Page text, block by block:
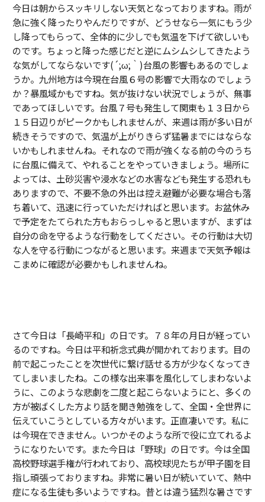
今日は朝からスッキリしない天気となっておりますね。雨が
急に強く降ったりやんだりですが、どうせなら一気にもう少
し降ってもらって、全体的に少しでも気温を下げて欲しいも
のです。ちょっと降った感じだと逆にムシムシしてきたよう
な気がしてならないです(´;ω;｀)台風の影響もあるのでしょ
うか。九州地方は今現在台風６号の影響で大雨なのでしょう
か？暴風域かもですね。気が抜けない状況でしょうが、無事
であってほしいです。台風７号も発生して関東も１３日から
１５日辺りがピークかもしれませんが、来週は雨が多い日が
続きそうですので、気温が上がりきらず猛暑までにはならな
いかもしれませんね。それなので雨が強くなる前の今のうち
に台風に備えて、やれることをやっていきましょう。場所に
よっては、土砂災害や浸水などの水害なども発生する恐れも
ありますので、不要不急の外出は控え避難が必要な場合も落
ち着いて、迅速に行っていただければと思います。お盆休み
で予定をたてられた方もおらっしゃると思いますが、まずは
自分の命を守るような行動をしてください。その行動は大切
な人を守る行動につながると思います。来週まで天気予報は
こまめに確認が必要かもしれませんね。
さて今日は「長崎平和」の日です。７８年の月日が経ってい
るのですね。今日は平和祈念式典が開かれております。目の
前で起こったことを次世代に繋げ話せる方が少なくなってき
てしまいましたね。この様な出来事を風化してしまわないよ
うに、このような悲劇を二度と起こらないようにと、多くの
方が被ばくした方より話を聞き勉強をして、全国・全世界に
伝えていこうとしている方々がいます。正直凄いです。私に
は今現在できません。いつかそのような所で役に立てれるよ
うになりたいです。また今日は「野球」の日です。今は全国
高校野球選手権が行われており、高校球児たちが甲子園を目
指し頑張っておりますね。非常に暑い日が続いていて、熱中
症になる生徒も多いようですね。昔とは違う猛烈な暑さです